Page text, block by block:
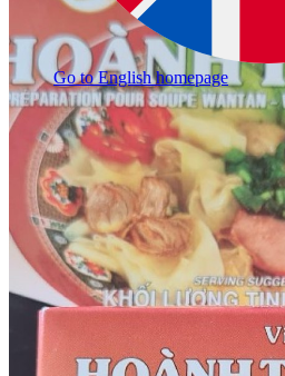
Go to English homepage